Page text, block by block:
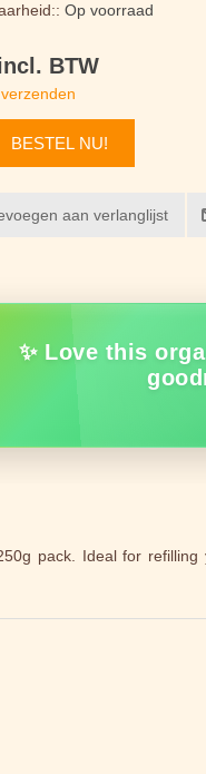
Op voorraad
BTW
verzenden
BESTEL NU!
aan verlanglijst
✨ Love this
pack. Ideal for